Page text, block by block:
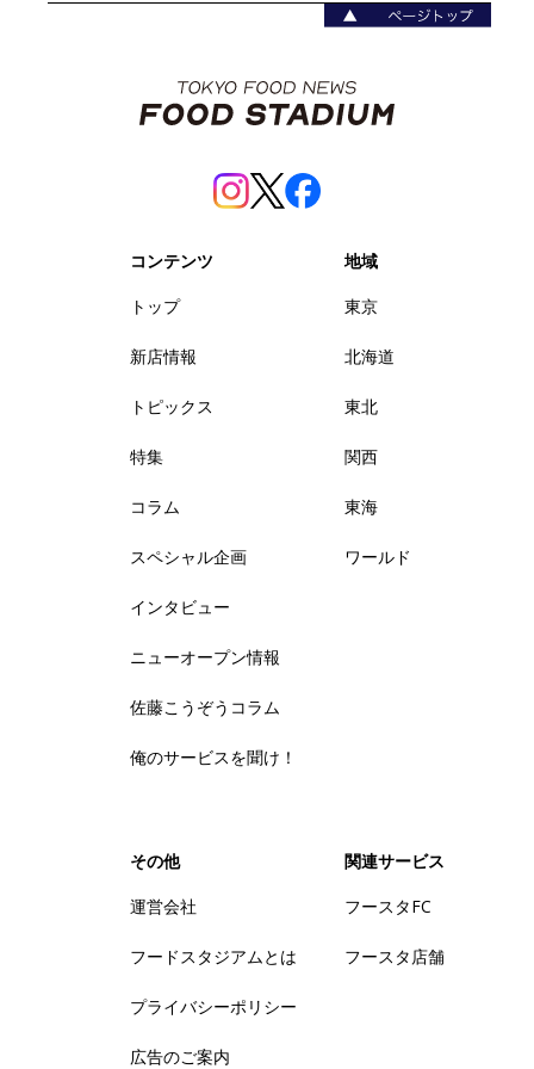
コンテンツ
トップ
新店情報
トピックス
特集
コラム
スペシャル企画
インタビュー
ニューオープン情報
佐藤こうぞうコラム
俺のサービスを聞け！
地域
東京
北海道
東北
関西
東海
ワールド
その他
運営会社
フードスタジアムとは
プライバシーポリシー
広告のご案内
関連サービス
フースタFC
フースタ店舗